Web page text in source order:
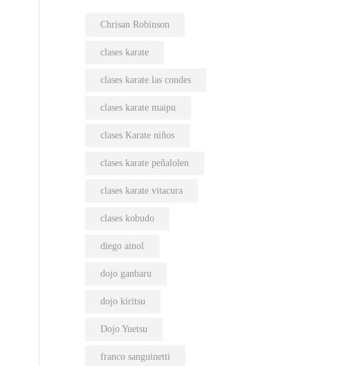
Chrisan Robinson
clases karate
clases karate las condes
clases karate maipu
clases Karate niños
clases karate peñalolen
clases karate vitacura
clases kobudo
diego ainol
dojo ganbaru
dojo kiritsu
Dojo Yuetsu
franco sanguinetti